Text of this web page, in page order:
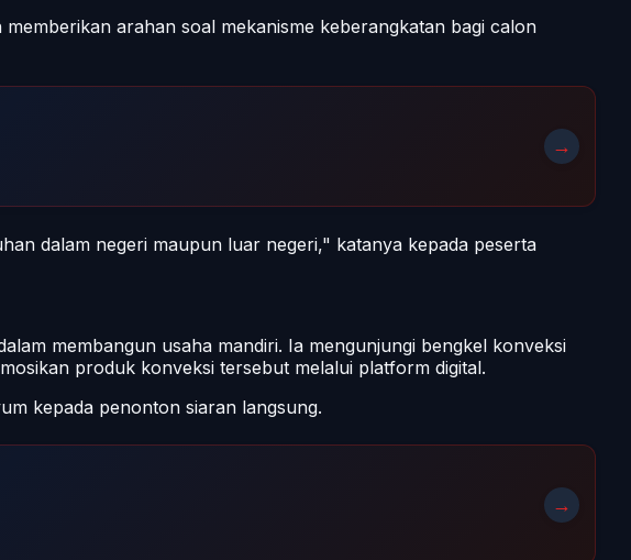
arahan soal mekanisme keberangkatan bagi calon
→
dalam negeri maupun luar negeri," katanya kepada peserta
membangun usaha mandiri. Ia mengunjungi bengkel konveksi
produk konveksi tersebut melalui platform digital.
kepada penonton siaran langsung.
→